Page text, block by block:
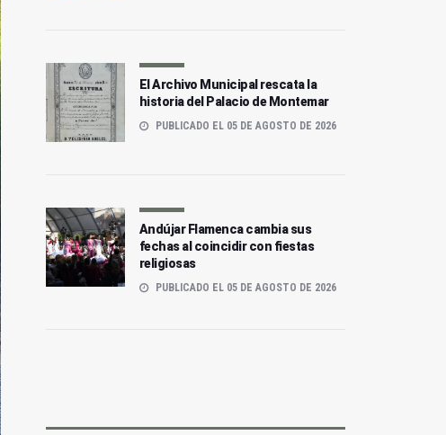
El Archivo Municipal rescata la
historia del Palacio de Montemar
PUBLICADO EL 05 DE AGOSTO DE 2026
Andújar Flamenca cambia sus
fechas al coincidir con fiestas
religiosas
PUBLICADO EL 05 DE AGOSTO DE 2026